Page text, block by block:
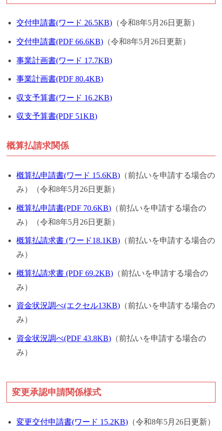
交付申請書(ワード 26.5KB) （令和8年5月26日更新）
交付申請書(PDF 66.6KB) （令和8年5月26日更新）
事業計画書(ワード 17.7KB)
事業計画書(PDF 80.4KB)
収支予算書(ワード 16.2KB)
収支予算書(PDF 51KB)
概算払請求関係
概算払申請書(ワード 15.6KB) （前払いを申請する場合の
み）（令和8年5月26日更新）
概算払申請書(PDF 70.6KB) （前払いを申請する場合の
み）（令和8年5月26日更新）
概算払請求書 (ワード18.1KB) （前払いを申請する場合の
み）
概算払請求書 (PDF 69.2KB) （前払いを申請する場合の
み）
資金状況調べ(エクセル13KB) （前払いを申請する場合の
み）
資金状況調べ(PDF 43.8KB) （前払いを申請する場合の
み）
変更承認申請関係様式
変更交付申請書(ワード 15.2KB) （令和8年5月26日更新）